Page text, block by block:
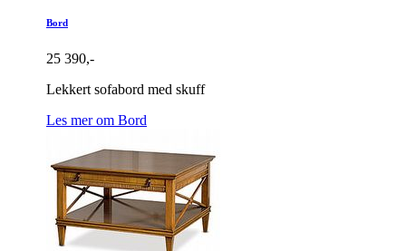
Bord
25 390,-
Lekkert sofabord med skuff
Les mer om Bord